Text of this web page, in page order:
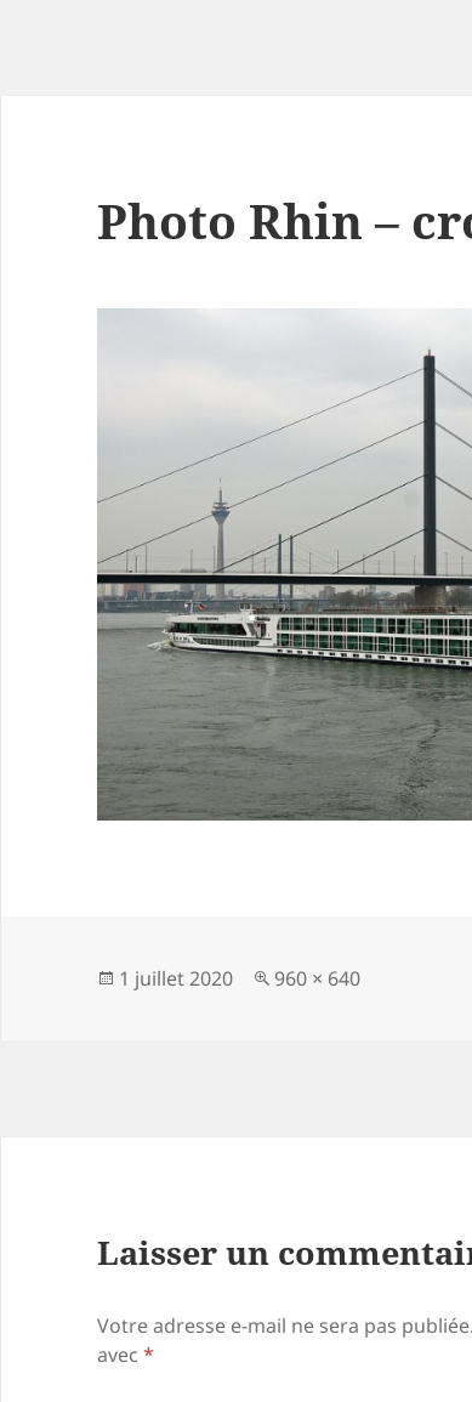
Photo Rhin –
Publié
1 juillet 2020
Taille
960 × 640
Laisser un
Votre adresse e-mail ne sera pas publiée.
avec*